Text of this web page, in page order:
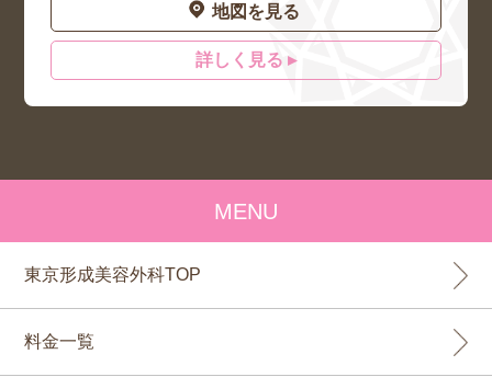
地図を見る
詳しく見る ▸
MENU
東京形成美容外科TOP
料金一覧